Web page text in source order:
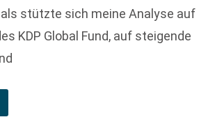
stützte sich meine Analyse auf
KDP Global Fund, auf steigende